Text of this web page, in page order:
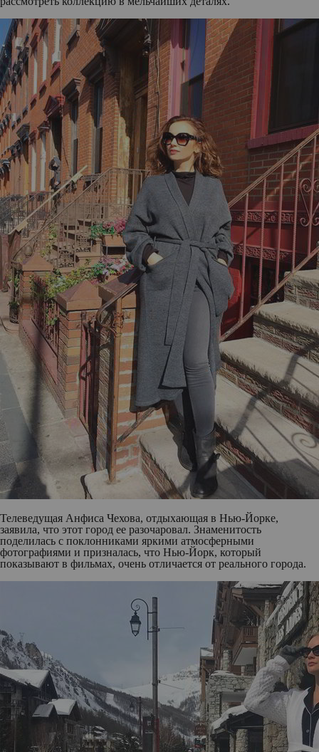
Телеведущая Анфиса Чехова, отдыхающая в Нью-Йорке,
заявила, что этот город ее разочаровал. Знаменитость
поделилась с поклонниками яркими атмосферными
фотографиями и призналась, что Нью-Йорк, который
показывают в фильмах, очень отличается от реального города.